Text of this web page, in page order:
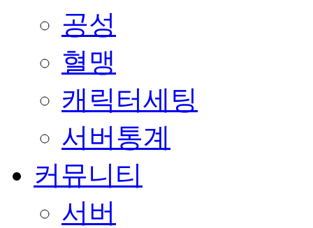
공성
혈맹
캐릭터세팅
서버통계
커뮤니티
서버